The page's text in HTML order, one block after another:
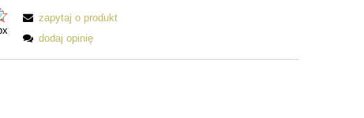
zapytaj o produkt
dodaj opinię